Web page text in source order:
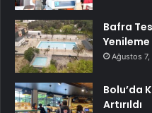
Bafra
Yenileme
Ağustos
Bolu’da
Artırıldı